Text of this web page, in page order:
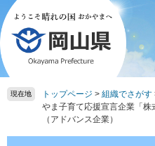
ペ
ー
ジ
の
先
頭
メ
ニ
ュ
ー
を
飛
本
現在地 トップページ > 組織でさがす
やま子育て応援宣言企業「株
（アドバンス企業）